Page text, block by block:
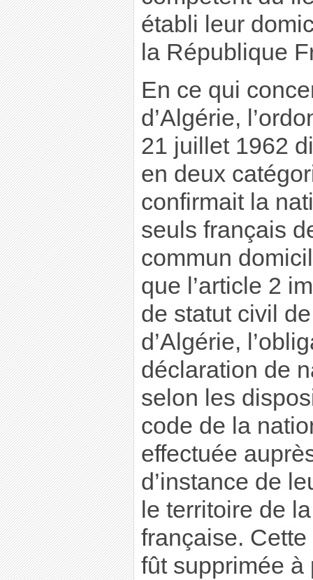
établi leur
la République
En ce qui
d’Algérie,
21 juillet 1962
en deux
confirmait la
seuls français
commun
que l’article 2
de statut civil
d’Algérie,
déclaration de
selon les
code de la
effectuée
d’instance de
le territoire de
française.
fût supprimée à